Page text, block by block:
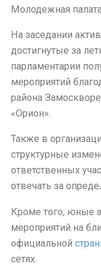
Молодежная
На заседании
достигнутые за
парламентарии
мероприятий
района
«Орион».
Также в
структурные
ответственных
отвечать за
Кроме того, юные
мероприятий на
официальной
сетях.